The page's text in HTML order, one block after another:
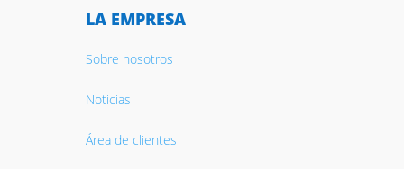
LA EMPRESA
Sobre nosotros
Noticias
Área de clientes